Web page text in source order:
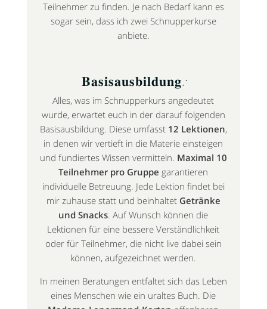
Teilnehmer zu finden. Je nach Bedarf kann es
sogar sein, dass ich zwei Schnupperkurse
anbiete.
𝐁𝐚𝐬𝐢𝐬𝐚𝐮𝐬𝐛𝐢𝐥𝐝𝐮𝐧𝐠:
Alles, was im Schnupperkurs angedeutet
wurde, erwartet euch in der darauf folgenden
Basisausbildung. Diese umfasst 12 Lektionen,
in denen wir vertieft in die Materie einsteigen
und fundiertes Wissen vermitteln. Maximal 10
Teilnehmer pro Gruppe garantieren
individuelle Betreuung. Jede Lektion findet bei
mir zuhause statt und beinhaltet Getränke
und Snacks. Auf Wunsch können die
Lektionen für eine bessere Verständlichkeit
oder für Teilnehmer, die nicht live dabei sein
können, aufgezeichnet werden.
In meinen Beratungen entfaltet sich das Leben
eines Menschen wie ein uraltes Buch. Die